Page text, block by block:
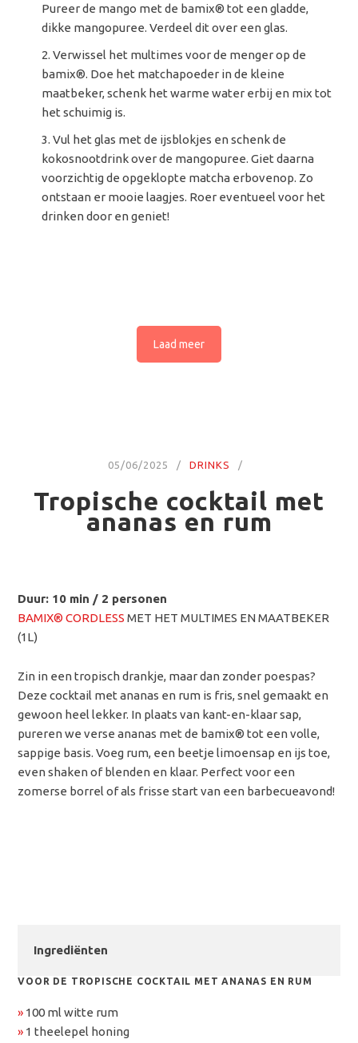
Pureer de mango met de bamix® tot een gladde,
dikke mangopuree. Verdeel dit over een glas.
Verwissel het multimes voor de menger op de
bamix®. Doe het matchapoeder in de kleine
maatbeker, schenk het warme water erbij en mix tot
het schuimig is.
Vul het glas met de ijsblokjes en schenk de
kokosnootdrink over de mangopuree. Giet daarna
voorzichtig de opgeklopte matcha erbovenop. Zo
ontstaan er mooie laagjes. Roer eventueel voor het
drinken door en geniet!
Laad meer
05/06/2025 DRINKS
Tropische cocktail met
ananas en rum
Duur: 10 min / 2 personen
BAMIX® CORDLESS MET HET MULTIMES EN MAATBEKER
(1L)
Zin in een tropisch drankje, maar dan zonder poespas?
Deze cocktail met ananas en rum is fris, snel gemaakt en
gewoon heel lekker. In plaats van kant-en-klaar sap,
pureren we verse ananas met de bamix® tot een volle,
sappige basis. Voeg rum, een beetje limoensap en ijs toe,
even shaken of blenden en klaar. Perfect voor een
zomerse borrel of als frisse start van een barbecueavond!
Ingrediënten
VOOR DE TROPISCHE COCKTAIL MET ANANAS EN RUM
» 100 ml witte rum
» 1 theelepel honing